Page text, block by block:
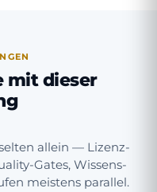
mit dieser
allein — Lizenz-
Gates, Wissens-
meistens parallel.